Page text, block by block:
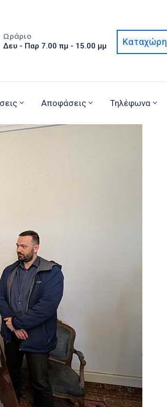
Ωράριο
Δευ - Παρ 7.00 πμ - 15.00 μμ
Αποφάσεις Τηλέφωνα